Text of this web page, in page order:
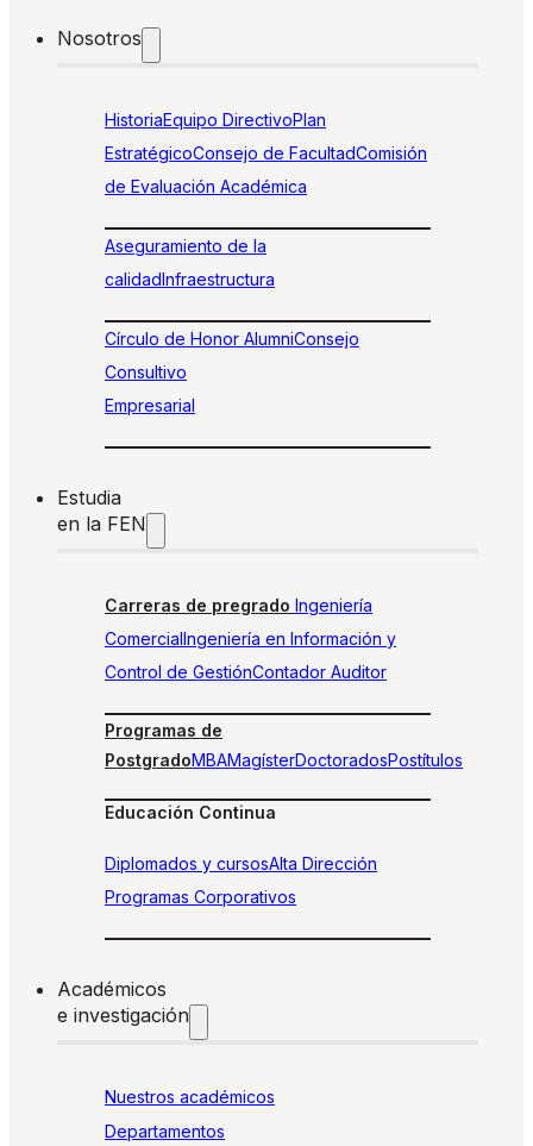
Nosotros
HistoriaEquipo DirectivoPlan
EstratégicoConsejo de FacultadComisión
de Evaluación Académica
Aseguramiento de la
calidadInfraestructura
Círculo de Honor AlumniConsejo
Consultivo
Empresarial
Estudia
en la FEN
Carreras de pregrado Ingeniería
ComercialIngeniería en Información y
Control de GestiónContador Auditor
Programas de
PostgradoMBAMagísterDoctoradosPostítulos
Educación Continua
Diplomados y cursosAlta Dirección
Programas Corporativos
Académicos
e investigación
Nuestros académicos
Departamentos